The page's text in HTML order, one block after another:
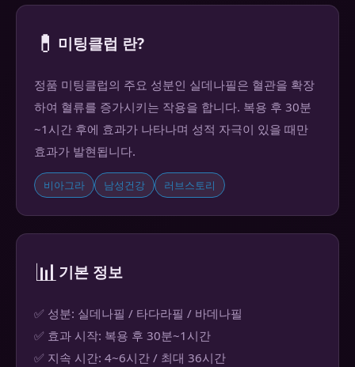
💊 미팅클럽 란?
정품 미팅클럽의 주요 성분인 실데나필은 혈관을 확장
하여 혈류를 증가시키는 작용을 합니다. 복용 후 30분
~1시간 후에 효과가 나타나며 성적 자극이 있을 때만
효과가 발현됩니다.
비아그라 남성건강 러브스토리
📊기본 정보
✅ 성분: 실데나필 / 타다라필 / 바데나필
✅ 효과 시작: 복용 후 30분~1시간
✅ 지속 시간: 4~6시간 / 최대 36시간